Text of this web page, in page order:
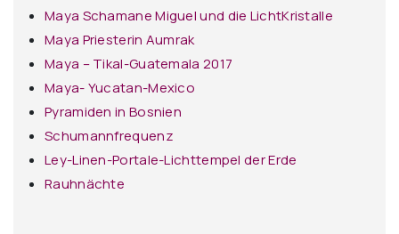
Maya Schamane Miguel und die LichtKristalle
Maya Priesterin Aumrak
Maya – Tikal-Guatemala 2017
Maya- Yucatan-Mexico
Pyramiden in Bosnien
Schumannfrequenz
Ley-Linen-Portale-Lichttempel der Erde
Rauhnächte